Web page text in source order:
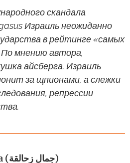
скандала
Израиль неожиданно
в рейтинге «самых
мнению автора,
айсберга. Израиль
за щпионами, а слежки
репрессии
Джамаль Зухалика (جمال زحالقة)